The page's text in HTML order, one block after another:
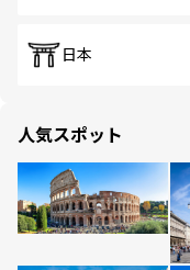
日本
人気スポット